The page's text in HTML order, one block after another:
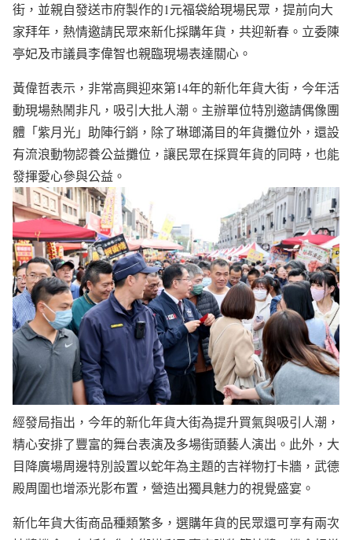
街，並親自發送市府製作的1元福袋給現場民眾，提前向大
家拜年，熱情邀請民眾來新化採購年貨，共迎新春。立委陳
亭妃及市議員李偉智也親臨現場表達關心。
黃偉哲表示，非常高興迎來第14年的新化年貨大街，今年活
動現場熱鬧非凡，吸引大批人潮。主辦單位特別邀請偶像團
體「紫月光」助陣行銷，除了琳瑯滿目的年貨攤位外，還設
有流浪動物認養公益攤位，讓民眾在採買年貨的同時，也能
發揮愛心參與公益。
經發局指出，今年的新化年貨大街為提升買氣與吸引人潮，
精心安排了豐富的舞台表演及多場街頭藝人演出。此外，大
目降廣場周邊特別設置以蛇年為主題的吉祥物打卡牆，武德
殿周圍也增添光影布置，營造出獨具魅力的視覺盛宴。
新化年貨大街商品種類繁多，選購年貨的民眾還可享有兩次